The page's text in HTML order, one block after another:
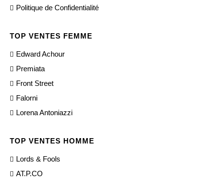
Politique de Confidentialité
TOP VENTES FEMME
Edward Achour
Premiata
Front Street
Falorni
Lorena Antoniazzi
TOP VENTES HOMME
Lords & Fools
AT.P.CO